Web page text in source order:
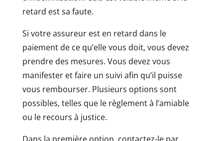
retard est sa faute.
Si votre assureur est en retard dans le
paiement de ce qu’elle vous doit, vous devez
prendre des mesures. Vous devez vous
manifester et faire un suivi afin qu’il puisse
vous rembourser. Plusieurs options sont
possibles, telles que le règlement à l’amiable
ou le recours à justice.